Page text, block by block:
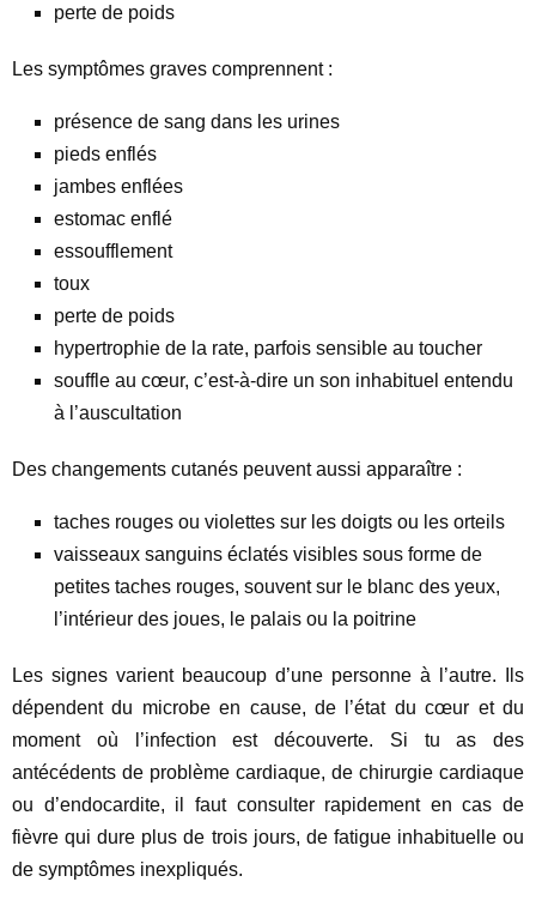
perte de poids
Les symptômes graves comprennent :
présence de sang dans les urines
pieds enflés
jambes enflées
estomac enflé
essoufflement
toux
perte de poids
hypertrophie de la rate, parfois sensible au toucher
souffle au cœur, c’est-à-dire un son inhabituel entendu
à l’auscultation
Des changements cutanés peuvent aussi apparaître :
taches rouges ou violettes sur les doigts ou les orteils
vaisseaux sanguins éclatés visibles sous forme de
petites taches rouges, souvent sur le blanc des yeux,
l’intérieur des joues, le palais ou la poitrine
Les signes varient beaucoup d’une personne à l’autre. Ils
dépendent du microbe en cause, de l’état du cœur et du
moment où l’infection est découverte. Si tu as des
antécédents de problème cardiaque, de chirurgie cardiaque
ou d’endocardite, il faut consulter rapidement en cas de
fièvre qui dure plus de trois jours, de fatigue inhabituelle ou
de symptômes inexpliqués.